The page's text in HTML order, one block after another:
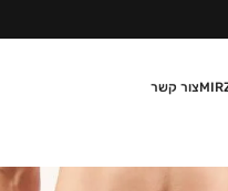
צור קשר